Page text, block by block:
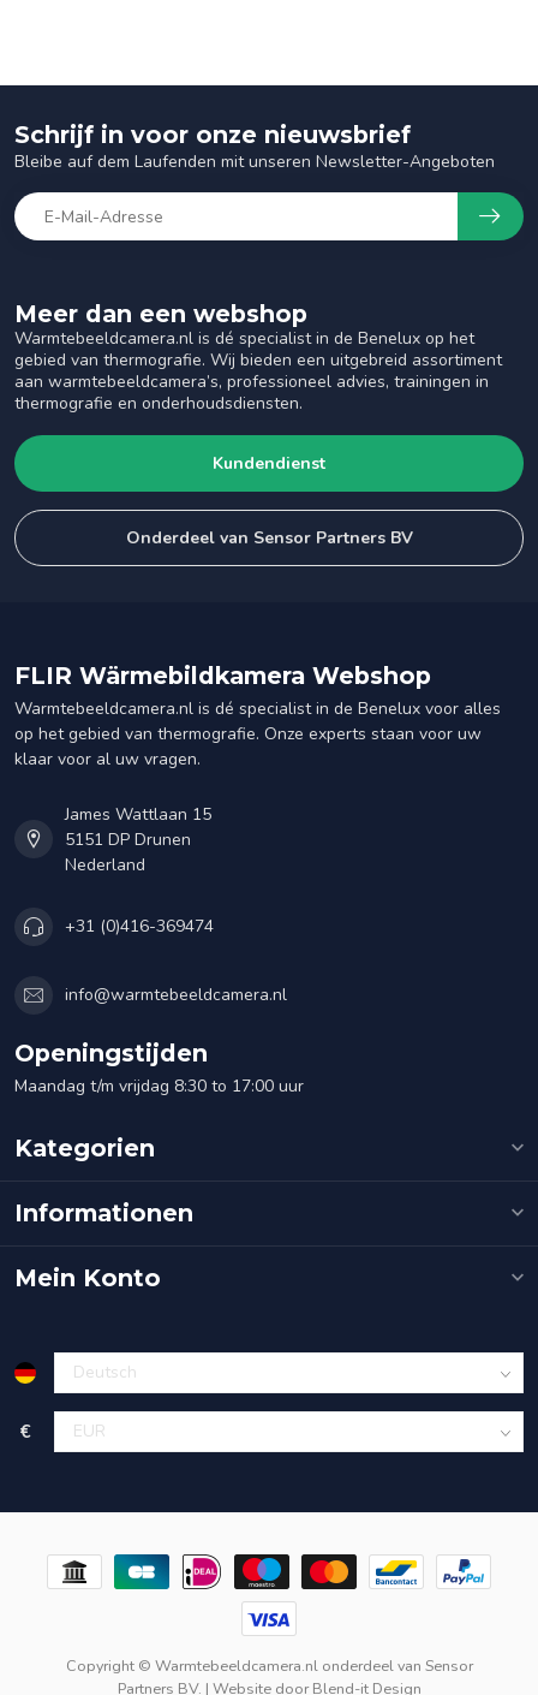
Meer dan een webshop
Warmtebeeldcamera.nl is dé specialist in de Benelux op het
gebied van thermografie. Wij bieden een uitgebreid assortiment
aan warmtebeeldcamera’s, professioneel advies, trainingen in
thermografie en onderhoudsdiensten.
Kundendienst
Onderdeel van Sensor Partners BV
Schrijf in voor onze nieuwsbrief
Bleibe auf dem Laufenden mit unseren Newsletter-Angeboten
FLIR Wärmebildkamera Webshop
Warmtebeeldcamera.nl is dé specialist in de Benelux voor alles
op het gebied van thermografie. Onze experts staan voor uw
klaar voor al uw vragen.
James Wattlaan 15
5151 DP Drunen
Nederland
+31 (0)416-369474
info@warmtebeeldcamera.nl
Openingstijden
Maandag t/m vrijdag 8:30 to 17:00 uur
Kategorien
Informationen
Mein Konto
€
Copyright © Warmtebeeldcamera.nl onderdeel van Sensor
Partners BV. | Website doorBlend-it Design